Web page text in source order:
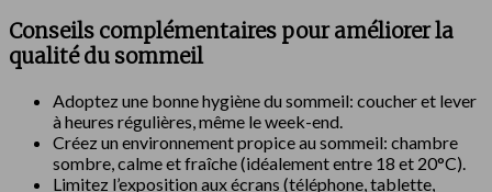
Conseils complémentaires pour améliorer la
qualité du sommeil
Adoptez une bonne hygiène du sommeil: coucher et lever
à heures régulières, même le week-end.
Créez un environnement propice au sommeil: chambre
sombre, calme et fraîche (idéalement entre 18 et 20°C).
Limitez l’exposition aux écrans (téléphone, tablette,